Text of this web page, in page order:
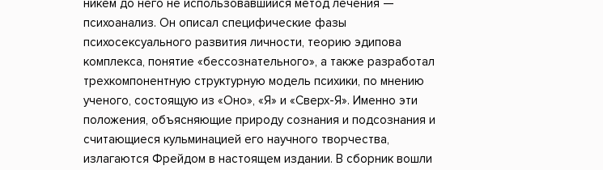
никем до него не использовавшийся метод лечения —
психоанализ. Он описал специфические фазы
психосексуального развития личности, теорию эдипова
комплекса, понятие «бессознательного», а также разработал
трехкомпонентную структурную модель психики, по мнению
ученого, состоящую из «Оно», «Я» и «Сверх-Я». Именно эти
положения, объясняющие природу сознания и подсознания и
считающиеся кульминацией его научного творчества,
излагаются Фрейдом в настоящем издании. В сборник вошли